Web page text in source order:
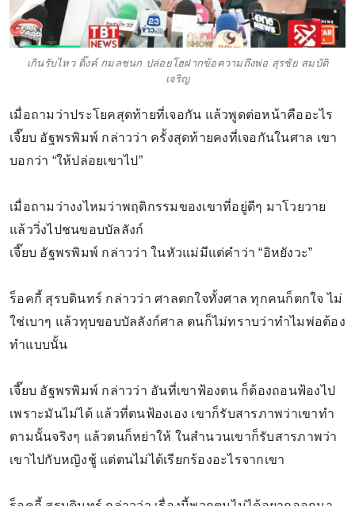
เกินรับไหว ดิ๊งค์ กมลชนก ปล่อยโฮฝากข้อความถึงพ่อ สุรชัย สมบัติ
เจริญ
เมื่อถามว่าประโยคสุดท้ายที่เจอกัน แล้วพูดต่อหน้าคืออะไร
เจี๊ยบ อัฐพรพิมพ์ กล่าวว่า ครั้งสุดท้ายคงที่เจอกันในศาล เขา
บอกว่า “ให้ปล่อยเขาไป”
เมื่อถามว่างงไหมว่าพฤติกรรมของเขาที่อยู่ดีๆ มาโวยวาย
แล้ววิ่งไปชนขอบบัลลังก์
เจี๊ยบ อัฐพรพิมพ์ กล่าวว่า ในหัวแม่มีแต่คำว่า “อิหยังวะ”
ร็อคกี้ สุรบดินทร์ กล่าวว่า ศาลตกใจทั้งศาล ทุกคนก็ตกใจ ไม่
ใช่เบาๆ แล้วทุบขอบบัลลังก์ศาล ตนก็ไม่ทราบว่าทำไมพ่อต้อง
ทำแบบนั้น
เจี๊ยบ อัฐพรพิมพ์ กล่าวว่า อันที่เขาฟ้องตน ก็ต้องถอนฟ้องไป
เพราะมันไม่ได้ แล้วที่ตนฟ้องเอง เขาก็รับสารภาพว่าเขาทำ
ตามนั้นจริงๆ แล้วตนก็หย่าให้ ในสำนวนเขาก็รับสารภาพว่า
เขาไปกับหญิงชู้ แต่ตนไม่ได้เรียกร้องอะไรจากเขา